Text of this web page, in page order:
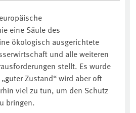
eine Säule des
ökologisch ausgerichtete
und alle weiteren
stellt. Es wurde
Zustand“ wird aber oft
viel zu tun, um den Schutz
bringen.